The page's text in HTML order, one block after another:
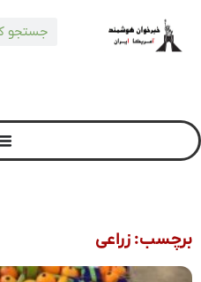
برچسب: زراعی